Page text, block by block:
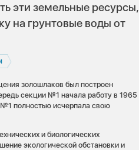
эти земельные ресурсы,
на грунтовые воды от
золошлаков был построен
секции №1 начала работу в 1965
полностью исчерпала свою
и биологических
экологической обстановки и